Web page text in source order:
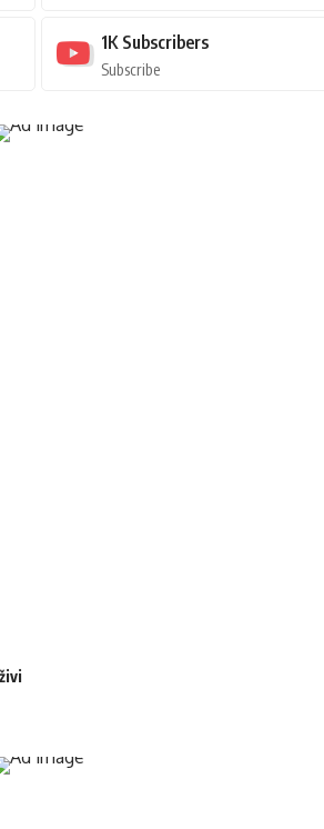
1K Subscribers
Subscribe